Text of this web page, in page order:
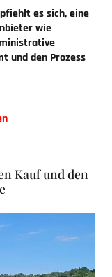
es sich, eine
wie
und den Prozess
Kauf und den